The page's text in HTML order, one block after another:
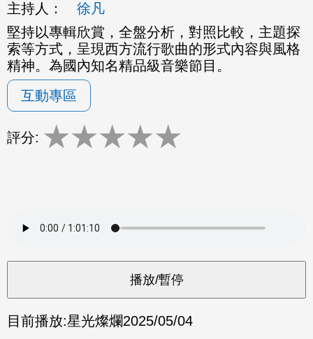
主持人：
徐凡
堅持以專輯欣賞，全盤分析，對照比較，主題探
索等方式，呈現西方流行歌曲的形式內容與風格
精神。為國內知名精品級音樂節目。
互動專區
評分: ★★★★★
目前播放:星光燦爛2025/05/04